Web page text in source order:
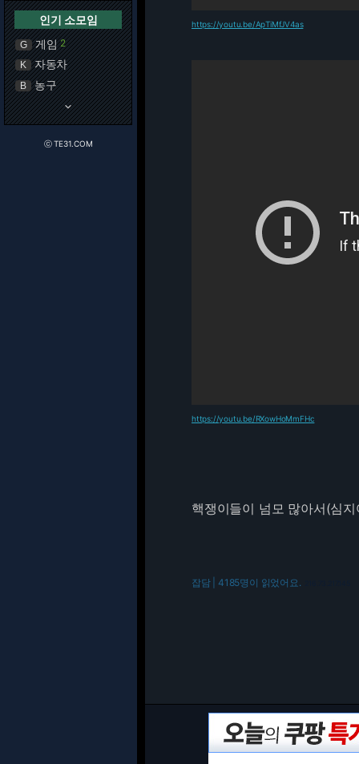
인기 소모임
G 게임 2
K 자동차
B 농구
keyboard_arrow_down
ⓒ TE31.COM
https://youtu.be/ApTiMfJV4as
https://youtu.be/RXowHoMmFHc
핵쟁이들이 넘모 많아서(심
잡담 | 4185명이 읽었어요.